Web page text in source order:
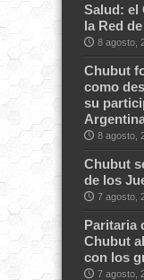
Salud: el
la Red
8 agosto,
Chubut
como
su
8 agosto,
Chubut
de los
7 agosto,
Paritaria
Chubut
con los
7 agosto,